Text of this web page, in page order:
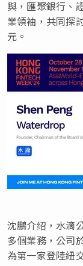
與，匯聚銀行、
業領袖，共同探
元。
沈鵬介绍，水滴
多個業務，公司
為第一家登陸紐